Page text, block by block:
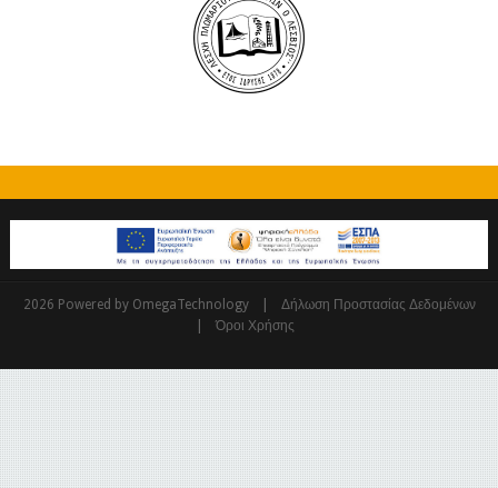
2026 Powered by OmegaTechnology Δήλωση Προστασίας Δεδομένων
Όροι Χρήσης